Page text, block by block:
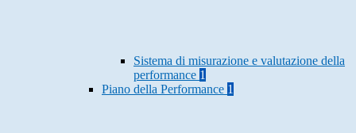
Sistema di misurazione e valutazione della
performance 1
Piano della Performance 1